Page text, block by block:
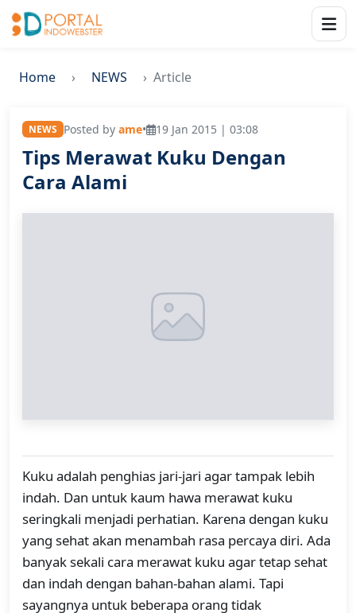
Home NEWS Article
NEWS Posted by ame• 19 Jan 2015 | 03:08
Tips Merawat Kuku Dengan
Cara Alami
Kuku adalah penghias jari-jari agar tampak lebih
indah. Dan untuk kaum hawa merawat kuku
seringkali menjadi perhatian. Karena dengan kuku
yang sehat akan menambah rasa percaya diri. Ada
banyak sekali cara merawat kuku agar tetap sehat
dan indah dengan bahan-bahan alami. Tapi
sayangnya untuk beberapa orang tidak